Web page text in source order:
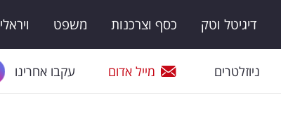
דיגיטל וטק כסף וצרכנות משפט ויראלי
ניוזלטרים מייל אדום עקבו אחרינו